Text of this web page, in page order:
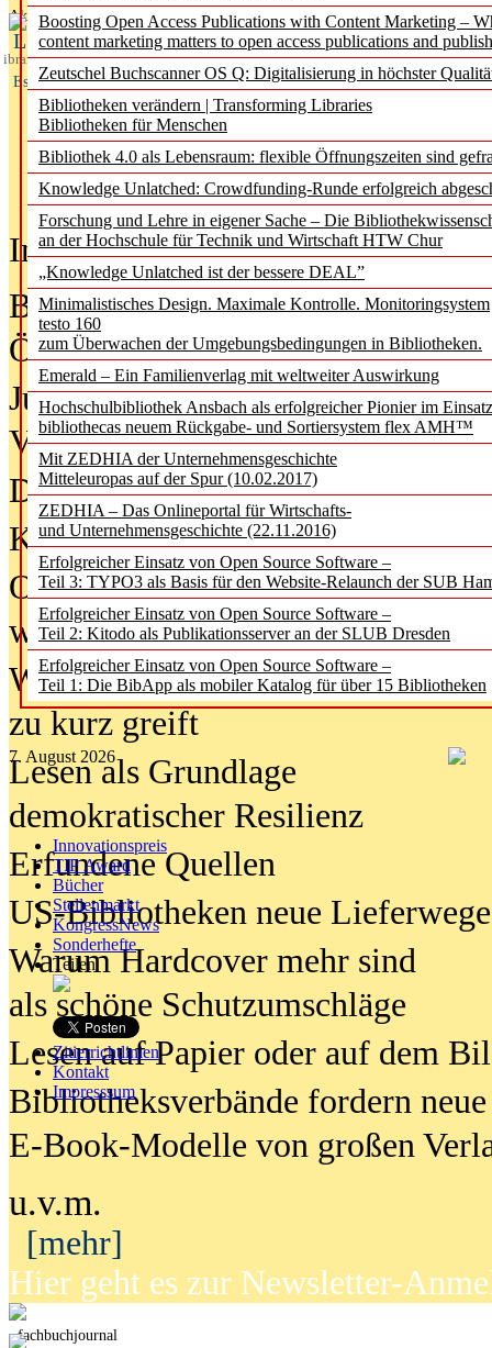
Boosting Open Access Publications with Content Marketing –
content marketing matters to open access publications and
Zeutschel Buchscanner OS Q: Digitalisierung in höchster
Bibliotheken verändern | Transforming Libraries
Bibliotheken für Menschen
Bibliothek 4.0 als Lebensraum: flexible Öffnungszeiten sind
Knowledge Unlatched: Crowdfunding-Runde erfolgreich
Forschung und Lehre in eigener Sache – Die
an der Hochschule für Technik und Wirtschaft HTW Chur
„Knowledge Unlatched ist der bessere DEAL”
Minimalistisches Design. Maximale Kontrolle. Monitoringsystem
testo 160
zum Überwachen der Umgebungsbedingungen in Bibliotheken.
Emerald – Ein Familienverlag mit weltweiter Auswirkung
Hochschulbibliothek Ansbach als erfolgreicher Pionier im
bibliothecas neuem Rückgabe- und Sortiersystem flex AMH™
Mit ZEDHIA der Unternehmensgeschichte
Mitteleuropas auf der Spur (10.02.2017)
ZEDHIA – Das Onlineportal für Wirtschafts-
und Unternehmensgeschichte (22.11.2016)
Erfolgreicher Einsatz von Open Source Software –
Teil 3: TYPO3 als Basis für den Website-Relaunch der SUB
Erfolgreicher Einsatz von Open Source Software –
Teil 2: Kitodo als Publikationsserver an der SLUB Dresden
Erfolgreicher Einsatz von Open Source Software –
Teil 1: Die BibApp als mobiler Katalog für über 15 Bibliotheken
7. August 2026
Innovationspreis
TIP Award
Bücher
Stellenmarkt
KongressNews
Sonderhefte
Teilen
Zitierrichtlinien
Kontakt
Impresssum
Aktuelles aus
L
ibrary
Essentials
In der Ausgabe05/2026(Juni/Juli
Bürgerforum fordert mehr
Öffentlichkeit
Jugendliche wollen besseren
Verbote
Digitale Langzeit­archi­vierung
KI-Chatbots werden Teil der
Offene Infrastrukturen für
wissenschaftliche
Warum die Debatte über KI-Texte
zu kurz greift
Lesen als Grundlage
demokratischer Resilienz
Erfundene Quellen
US-Bibliotheken neue Lieferwege
Warum Hardcover mehr sind
als schöne Schutzumschläge
Lesen auf Papier oder auf dem
Bibliotheksverbände fordern neue
E-Book-Modelle von großen
u.v.m.
[mehr]
Hier geht es zur Newsletter-
fachbuchjournal